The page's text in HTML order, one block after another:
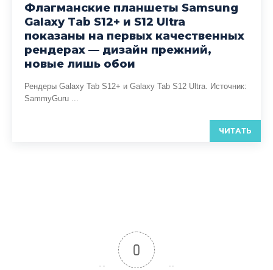
Флагманские планшеты Samsung
Galaxy Tab S12+ и S12 Ultra
показаны на первых качественных
рендерах — дизайн прежний,
новые лишь обои
Рендеры Galaxy Tab S12+ и Galaxy Tab S12 Ultra. Источник:
ЧИТАТЬ
0